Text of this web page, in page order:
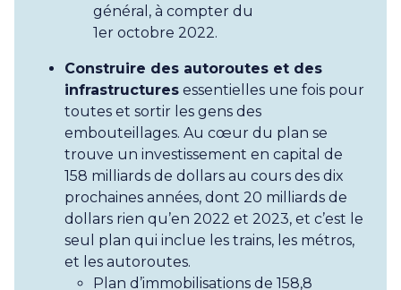
général, à compter du
1er octobre 2022.
Construire des autoroutes et des
infrastructures essentielles une fois pour
toutes et sortir les gens des
embouteillages. Au cœur du plan se
trouve un investissement en capital de
158 milliards de dollars au cours des dix
prochaines années, dont 20 milliards de
dollars rien qu’en 2022 et 2023, et c’est le
seul plan qui inclue les trains, les métros,
et les autoroutes.
Plan d’immobilisations de 158,8